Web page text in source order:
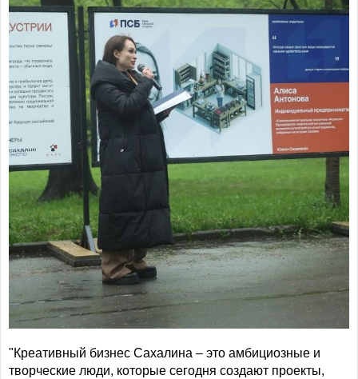
"Креативный бизнес Сахалина – это амбициозные и
творческие люди, которые сегодня создают проекты,